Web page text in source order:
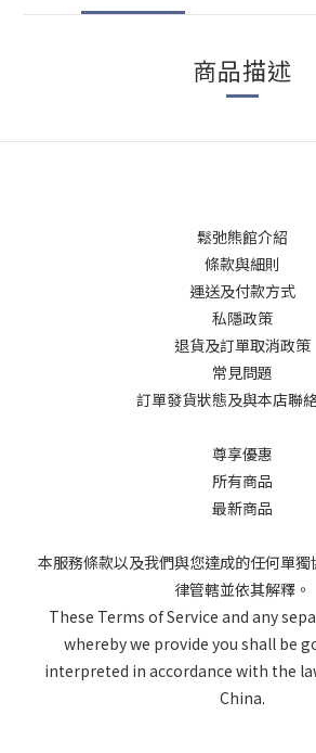
商品描述
鬆弛熊館介紹
條款與細則
運送及付款方式
私隱政策
退貨及訂單取消政策
常見問題
訂單發貨狀態及與本店聯
尊享優惠
所有商品
最新商品
本服務條款以及我們與您達成的任何單
律管轄並依其解釋。
These Terms of Service and any
whereby we provide you shall be
interpreted in accordance with the
China.